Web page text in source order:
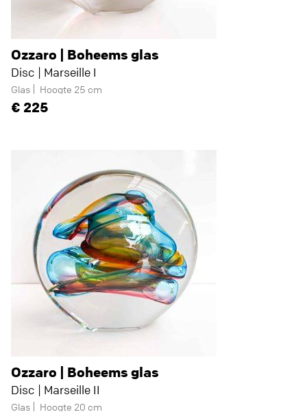
Ozzaro | Boheems glas
Disc | Marseille I
Glas Hoogte 25 cm
225
Ozzaro | Boheems glas
Disc | Marseille II
Glas Hoogte 20 cm